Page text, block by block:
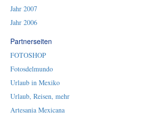
Jahr 2007
Jahr 2006
Partnerseiten
FOTOSHOP
Fotosdelmundo
Urlaub in Mexiko
Urlaub, Reisen, mehr
Artesania Mexicana